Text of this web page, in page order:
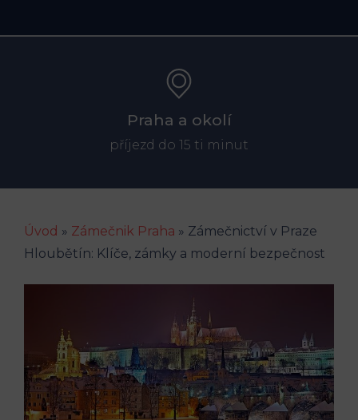
Praha a okolí
příjezd do 15 ti minut
Úvod » Zámečnik Praha » Zámečnictví v Praze
Hloubětín: Klíče, zámky a moderní bezpečnost